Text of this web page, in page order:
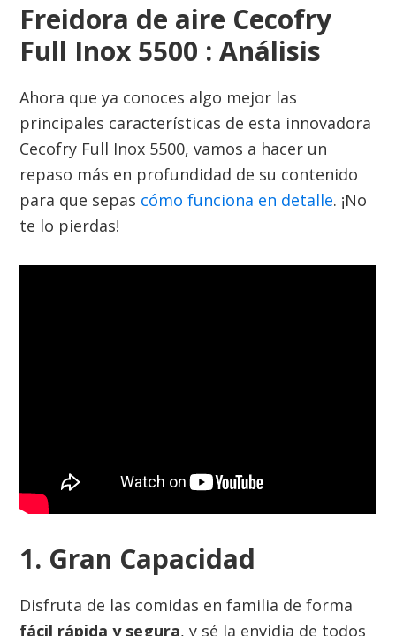
Freidora de aire Cecofry
Full Inox 5500 : Análisis
Ahora que ya conoces algo mejor las
principales características de esta innovadora
Cecofry Full Inox 5500, vamos a hacer un
repaso más en profundidad de su contenido
para que sepas cómo funciona en detalle. ¡No
te lo pierdas!
1. Gran Capacidad
Disfruta de las comidas en familia de forma
fácil rápida y segura, y sé la envidia de todos